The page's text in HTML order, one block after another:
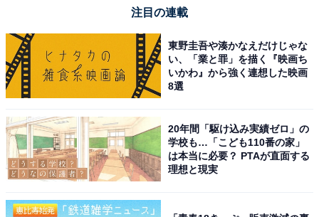
注目の連載
東野圭吾や湊かなえだけじゃな
い、「業と罪」を描く『映画ち
いかわ』から強く連想した映画
8選
20年間「駆け込み実績ゼロ」の
学校も…「こども110番の家」
は本当に必要？ PTAが直面する
理想と現実